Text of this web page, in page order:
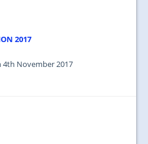
2017
4th November 2017